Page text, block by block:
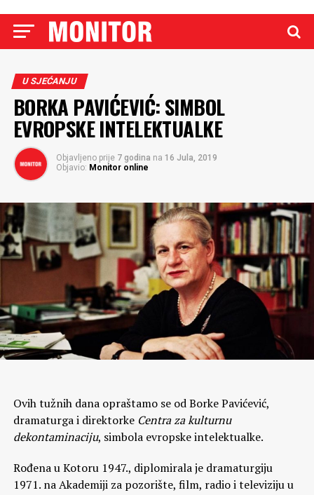
U SJEĆANJU
BORKA PAVIĆEVIĆ: SIMBOL
EVROPSKE INTELEKTUALKE
Objavljeno prije 7 godina na 16 Jula, 2019
Objavio: Monitor online
Ovih tužnih dana opraštamo se od Borke Pavićević,
dramaturga i direktorke Centra za kulturnu
dekontaminaciju, simbola evropske intelektualke.
Rođena u Kotoru 1947., diplomirala je dramaturgiju
1971. na Akademiji za pozorište, film, radio i televiziju u